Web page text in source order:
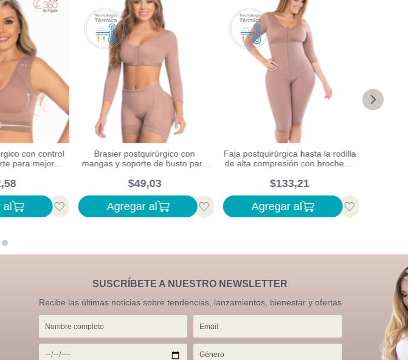
con control
para mejorar
,58
al
Brasier postquirúrgico con
mangas y soporte de busto para
$49,03
Agregar al
Faja postquirúrgica hasta la rodilla
de alta compresión con broches y
$133,21
Agregar al
SUSCRÍBETE A NUESTRO NEWSLETTER
Recibe las últimas noticias sobre tendencias, lanzamientos, bienestar y ofertas